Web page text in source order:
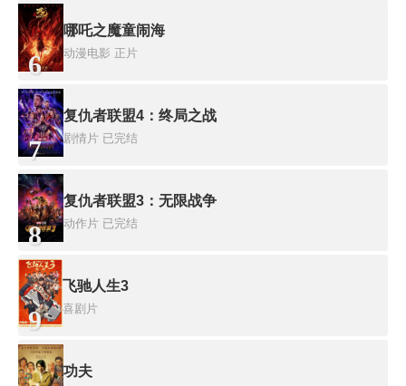
6
哪吒之魔童闹海
动漫电影 正片
7
复仇者联盟4：终局之战
剧情片 已完结
8
复仇者联盟3：无限战争
动作片 已完结
9
飞驰人生3
喜剧片
功夫